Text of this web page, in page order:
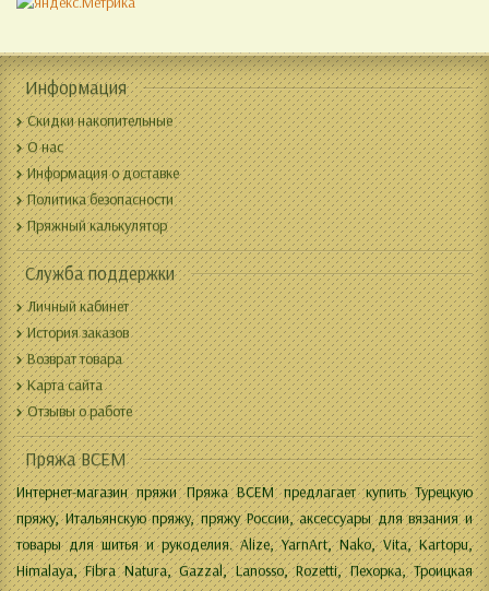
Информация
Скидки накопительные
О нас
Информация о доставке
Политика безопасности
Пряжный калькулятор
Служба поддержки
Личный кабинет
История заказов
Возврат товара
Карта сайта
Отзывы о работе
Пряжа ВСЕМ
Интернет-магазин пряжи Пряжа ВСЕМ предлагает купить Турецкую
пряжу, Итальянскую пряжу, пряжу России, аксессуары для вязания и
товары для шитья и рукоделия. Alize, YarnArt, Nako, Vita, Kartopu,
Himalaya, Fibra Natura, Gazzal, Lanosso, Rozetti, Пехорка, Троицкая